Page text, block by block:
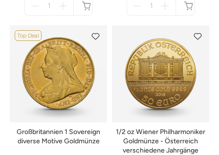
Top Deal
Großbritannien 1 Sovereign
diverse Motive Goldmünze
1/2 oz Wiener Philharmoniker
Goldmünze - Österreich
verschiedene Jahrgänge